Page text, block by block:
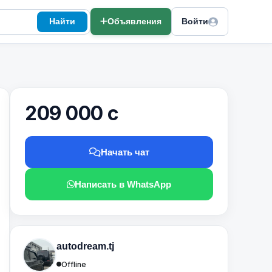
Найти Объявления Войти
209 000 с
Начать чат
Написать в WhatsApp
autodream.tj
Offline